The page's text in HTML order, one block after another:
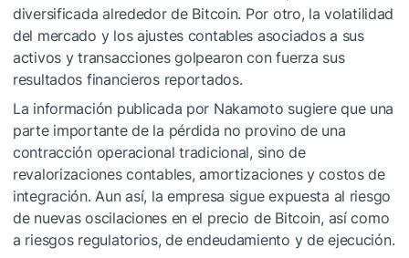
diversificada alrededor de Bitcoin. Por otro, la volatilidad
del mercado y los ajustes contables asociados a sus
activos y transacciones golpearon con fuerza sus
resultados financieros reportados.
La información publicada por Nakamoto sugiere que una
parte importante de la pérdida no provino de una
contracción operacional tradicional, sino de
revalorizaciones contables, amortizaciones y costos de
integración. Aun así, la empresa sigue expuesta al riesgo
de nuevas oscilaciones en el precio de Bitcoin, así como
a riesgos regulatorios, de endeudamiento y de ejecución.